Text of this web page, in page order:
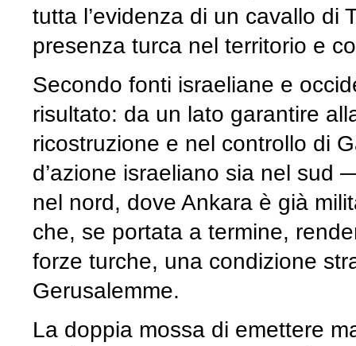
tutta l’evidenza di un cavallo di
presenza turca nel territorio e
Secondo fonti israeliane e
risultato: da un lato garantire
ricostruzione e nel controllo di
d’azione israeliano sia nel
nel nord, dove Ankara è già
che, se portata a termine,
forze turche, una condizione
Gerusalemme.
La doppia mossa di emettere